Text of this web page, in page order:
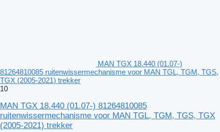
MAN TGX 18.440 (01.07-)
81264810085 ruitenwissermechanisme voor MAN TGL, TGM, TGS,
TGX (2005-2021) trekker
10
MAN TGX 18.440 (01.07-) 81264810085
ruitenwissermechanisme voor MAN TGL, TGM, TGS, TGX
(2005-2021) trekker